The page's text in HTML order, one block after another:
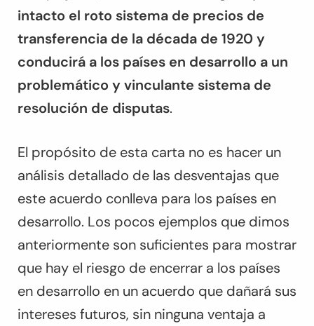
intacto el roto sistema de precios de
transferencia de la década de 1920 y
conducirá a los países en desarrollo a un
problemático y vinculante sistema de
resolución de disputas.
El propósito de esta carta no es hacer un
análisis detallado de las desventajas que
este acuerdo conlleva para los países en
desarrollo. Los pocos ejemplos que dimos
anteriormente son suficientes para mostrar
que hay el riesgo de encerrar a los países
en desarrollo en un acuerdo que dañará sus
intereses futuros, sin ninguna ventaja a